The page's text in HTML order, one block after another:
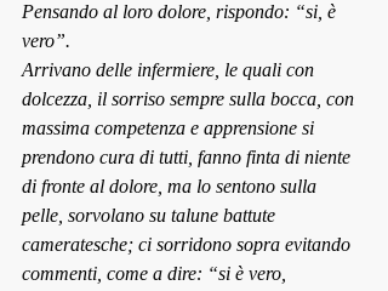
Pensando al loro dolore, rispondo: “si, è
vero”.
Arrivano delle infermiere, le quali con
dolcezza, il sorriso sempre sulla bocca, con
massima competenza e apprensione si
prendono cura di tutti, fanno finta di niente
di fronte al dolore, ma lo sentono sulla
pelle, sorvolano su talune battute
cameratesche; ci sorridono sopra evitando
commenti, come a dire: “si è vero,